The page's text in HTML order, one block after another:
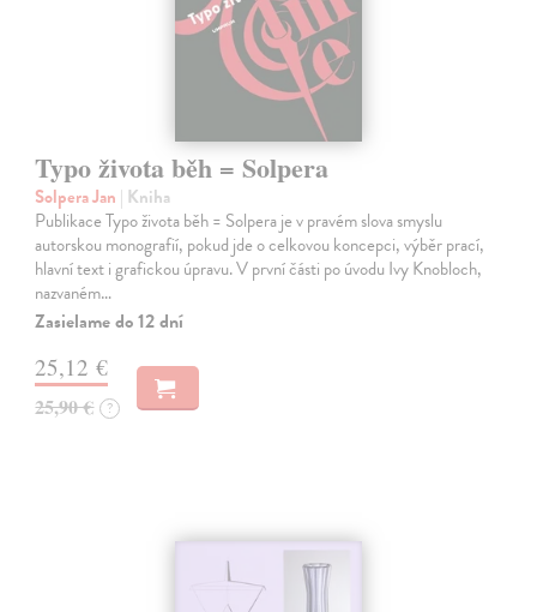
Typo života běh = Solpera
Solpera Jan | Kniha
Publikace Typo života běh = Solpera je v pravém slova smyslu
autorskou monografií, pokud jde o celkovou koncepci, výběr prací,
hlavní text i grafickou úpravu. V první části po úvodu Ivy Knobloch,
nazvaném…
Zasielame do 12 dní
25,12 €
25,90 € ?